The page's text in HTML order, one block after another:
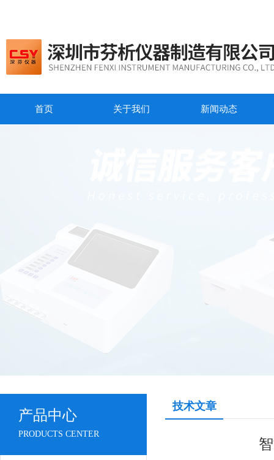
首页 关于我们 新闻动态
产品中心
PRODUCTS CENTER
技术文章